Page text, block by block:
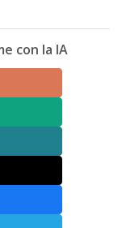
con la IA